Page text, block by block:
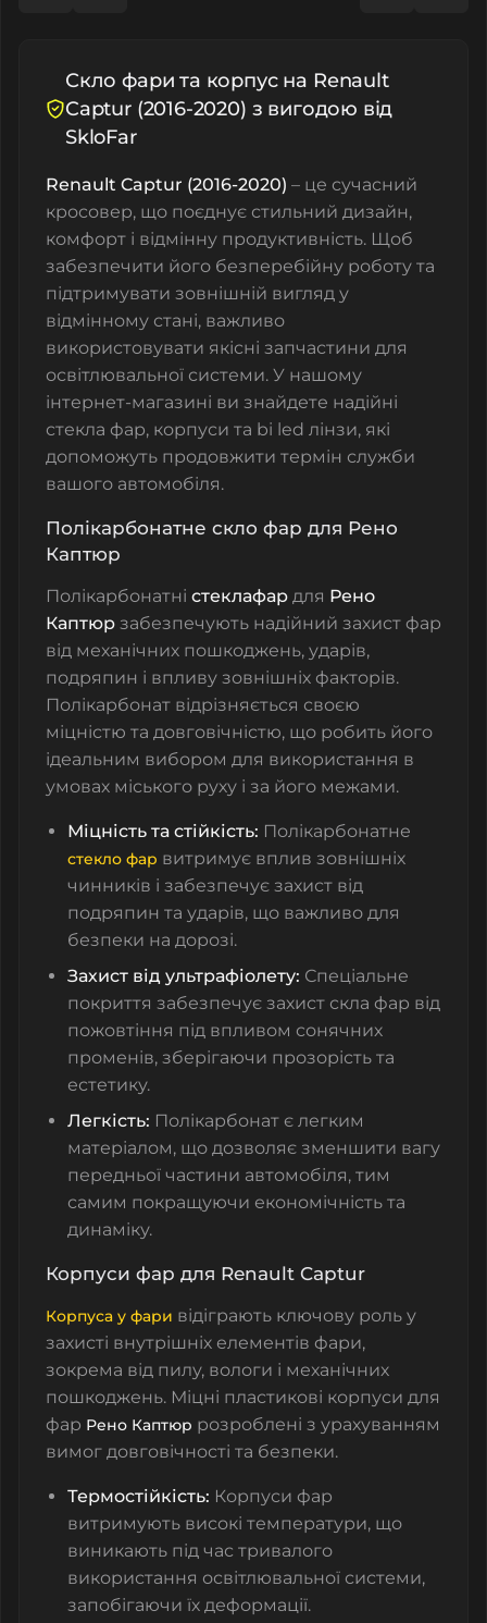
Скло фари та корпус на Renault
Captur (2016-2020) з вигодою від
SkloFar
Renault Captur (2016-2020) – це сучасний
кросовер, що поєднує стильний дизайн,
комфорт і відмінну продуктивність. Щоб
забезпечити його безперебійну роботу та
підтримувати зовнішній вигляд у
відмінному стані, важливо
використовувати якісні запчастини для
освітлювальної системи. У нашому
інтернет-магазині ви знайдете надійні
стекла фар, корпуси та bi led лінзи, які
допоможуть продовжити термін служби
вашого автомобіля.
Полікарбонатне скло фар для Рено
Каптюр
Полікарбонатні стеклафар для Рено
Каптюр забезпечують надійний захист фар
від механічних пошкоджень, ударів,
подряпин і впливу зовнішніх факторів.
Полікарбонат відрізняється своєю
міцністю та довговічністю, що робить його
ідеальним вибором для використання в
умовах міського руху і за його межами.
Міцність та стійкість: Полікарбонатне
стекло фар витримує вплив зовнішніх
чинників і забезпечує захист від
подряпин та ударів, що важливо для
безпеки на дорозі.
Захист від ультрафіолету: Спеціальне
покриття забезпечує захист скла фар від
пожовтіння під впливом сонячних
променів, зберігаючи прозорість та
естетику.
Легкість: Полікарбонат є легким
матеріалом, що дозволяє зменшити вагу
передньої частини автомобіля, тим
самим покращуючи економічність та
динаміку.
Корпуси фар для Renault Captur
Корпуса у фари відіграють ключову роль у
захисті внутрішніх елементів фари,
зокрема від пилу, вологи і механічних
пошкоджень. Міцні пластикові корпуси для
фар Рено Каптюр розроблені з урахуванням
вимог довговічності та безпеки.
Термостійкість: Корпуси фар
витримують високі температури, що
виникають під час тривалого
використання освітлювальної системи,
запобігаючи їх деформації.